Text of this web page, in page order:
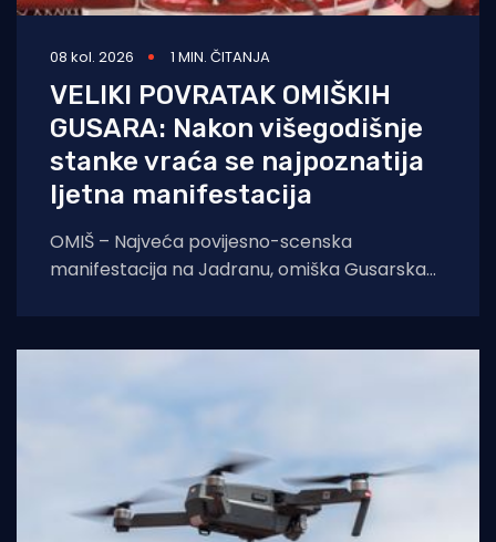
08 kol. 2026 1 MIN. ČITANJA
VELIKI POVRATAK OMIŠKIH
GUSARA: Nakon višegodišnje
stanke vraća se najpoznatija
ljetna manifestacija
OMIŠ – Najveća povijesno-scenska
manifestacija na Jadranu, omiška Gusarska